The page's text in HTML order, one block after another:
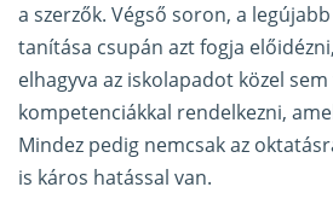
a szerzők. Végső soron, a
tanítása csupán azt fogja
elhagyva az iskolapadot közel
kompetenciákkal rendelkezni,
Mindez pedig nemcsak az
is káros hatással van.